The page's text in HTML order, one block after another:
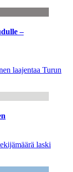
–
laajentaa Turun
laski